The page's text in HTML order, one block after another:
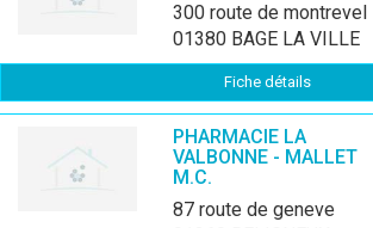
300 route de montrevel
01380 BAGE LA VILLE
Fiche détails
PHARMACIE LA
VALBONNE - MALLET
M.C.
87 route de geneve